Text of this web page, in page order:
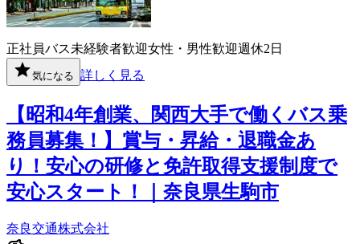
正社員バス未経験者歓迎女性・男性歓迎週休2日
気になる 詳しく見る
【昭和4年創業、関西大手で働くバス乗
務員募集！】賞与・昇給・退職金あ
り！安心の研修と免許取得支援制度で
安心スタート！｜奈良県生駒市
奈良交通株式会社